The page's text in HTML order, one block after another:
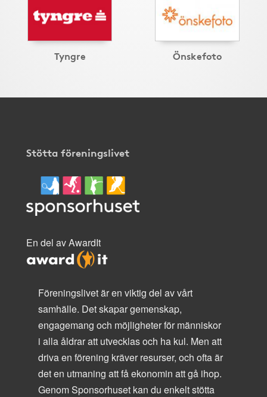
Tyngre Önskefoto
Stötta föreningslivet
En del av AwardIt
Föreningslivet är en viktig del av vårt
samhälle. Det skapar gemenskap,
engagemang och möjligheter för människor
i alla åldrar att utvecklas och ha kul. Men att
driva en förening kräver resurser, och ofta är
det en utmaning att få ekonomin att gå ihop.
Genom Sponsorhuset kan du enkelt stötta